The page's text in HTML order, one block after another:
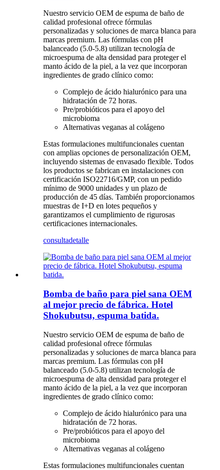
Nuestro servicio OEM de espuma de baño de
calidad profesional ofrece fórmulas
personalizadas y soluciones de marca blanca para
marcas premium. Las fórmulas con pH
balanceado (5.0-5.8) utilizan tecnología de
microespuma de alta densidad para proteger el
manto ácido de la piel, a la vez que incorporan
ingredientes de grado clínico como:
Complejo de ácido hialurónico para una
hidratación de 72 horas.
Pre/probióticos para el apoyo del
microbioma
Alternativas veganas al colágeno
Estas formulaciones multifuncionales cuentan
con amplias opciones de personalización OEM,
incluyendo sistemas de envasado flexible. Todos
los productos se fabrican en instalaciones con
certificación ISO22716/GMP, con un pedido
mínimo de 9000 unidades y un plazo de
producción de 45 días. También proporcionamos
muestras de I+D en lotes pequeños y
garantizamos el cumplimiento de rigurosas
certificaciones internacionales.
consultadetalle
Bomba de baño para piel sana OEM
al mejor precio de fábrica. Hotel
Shokubutsu, espuma batida.
Nuestro servicio OEM de espuma de baño de
calidad profesional ofrece fórmulas
personalizadas y soluciones de marca blanca para
marcas premium. Las fórmulas con pH
balanceado (5.0-5.8) utilizan tecnología de
microespuma de alta densidad para proteger el
manto ácido de la piel, a la vez que incorporan
ingredientes de grado clínico como:
Complejo de ácido hialurónico para una
hidratación de 72 horas.
Pre/probióticos para el apoyo del
microbioma
Alternativas veganas al colágeno
Estas formulaciones multifuncionales cuentan